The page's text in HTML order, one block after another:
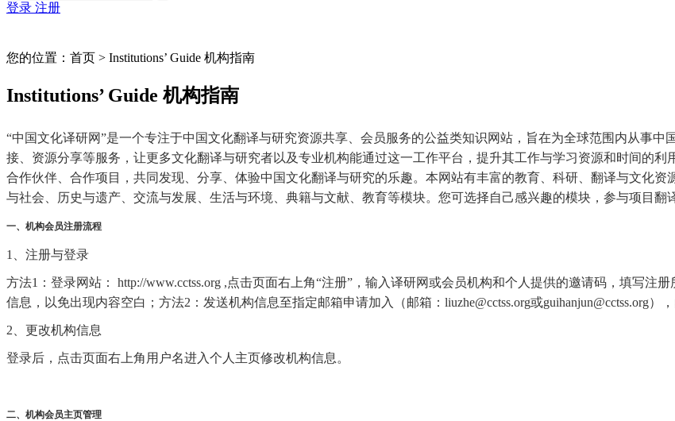
登录 注册
您的位置：首页 > Institutions’ Guide 机构指南
Institutions’ Guide 机构指南
“中国文化译研网”是一个专注于中国文化翻译与研究资源共享、会员服务的公益类知识网站，旨在为全球范围内从事
接、资源分享等服务，让更多文化翻译与研究者以及专业机构能通过这一工作平台，提升其工作与学习资源和时间的利
合作伙伴、合作项目，共同发现、分享、体验中国文化翻译与研究的乐趣。本网站有丰富的教育、科研、翻译与文化
与社会、历史与遗产、交流与发展、生活与环境、典籍与文献、教育等模块。您可选择自己感兴趣的模块，参与项目翻
一、机构会员注册流程
1、注册与登录
方法1：登录网站： http://www.cctss.org ,点击页面右上角“注册”，输入译研网或会员机构和个人提供的邀请码，填写注
信息，以免出现内容空白；方法2：发送机构信息至指定邮箱申请加入（邮箱：liuzhe@cctss.org或guihanjun@cctss.org）
2、更改机构信息
登录后，点击页面右上角用户名进入个人主页修改机构信息。
二、机构会员主页管理